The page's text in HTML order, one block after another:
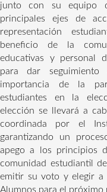
junto con su equipo
principales ejes de
representación
beneficio de la
educativas y personal
para dar
importancia de la
estudiantes en la
elección se llevará a
coordinada por el
garantizando un
apego a los principios
comunidad estudiantil
emitir su voto y elegir a
Alumnos para el próximo